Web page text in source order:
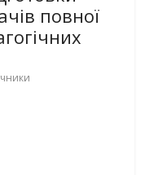
повної